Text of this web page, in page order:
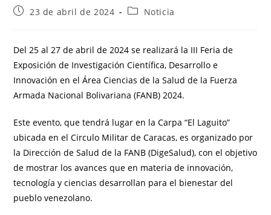
23 de abril de 2024 Noticia
Del 25 al 27 de abril de 2024 se realizará la III Feria de
Exposición de Investigación Científica, Desarrollo e
Innovación en el Área Ciencias de la Salud de la Fuerza
Armada Nacional Bolivariana (FANB) 2024.
Este evento, que tendrá lugar en la Carpa “El Laguito”
ubicada en el Circulo Militar de Caracas, es organizado por
la Dirección de Salud de la FANB (DigeSalud), con el objetivo
de mostrar los avances que en materia de innovación,
tecnología y ciencias desarrollan para el bienestar del
pueblo venezolano.